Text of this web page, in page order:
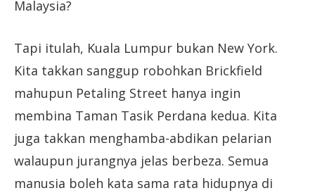
Malaysia?
Tapi itulah, Kuala Lumpur bukan New York.
Kita takkan sanggup robohkan Brickfield
mahupun Petaling Street hanya ingin
membina Taman Tasik Perdana kedua. Kita
juga takkan menghamba-abdikan pelarian
walaupun jurangnya jelas berbeza. Semua
manusia boleh kata sama rata hidupnya di